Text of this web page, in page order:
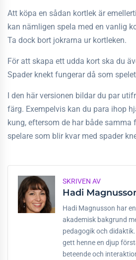
Att köpa en sådan kortlek är
kan nämligen spela med en vanlig
Ta dock bort jokrarna ur kortleken.
För att skapa ett udda kort ska du
Spader knekt fungerar då som
I den här versionen bildar du par
färg. Exempelvis kan du para ihop
kung, eftersom de har både samma
spelare som blir kvar med spader
SKRIVEN AV
Hadi
Hadi Magnusson har
akademisk bakgrund
pedagogik och
gett henne en djup
beteende och